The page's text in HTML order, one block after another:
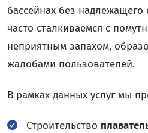
бассейнах без
часто сталкиваемся с
неприятным запахом,
жалобами пользователей.
В рамках данных услуг мы
Строительство